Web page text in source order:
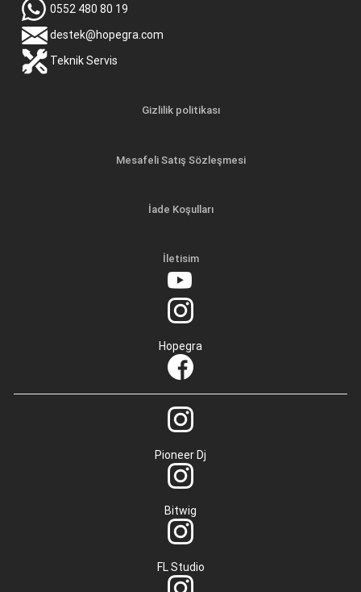
0552 480 80 19
destek@hopegra.com
Teknik Servis
Gizlilik politikası
Mesafeli Satış Sözleşmesi
İade Koşulları
İletisim
Hopegra
Pioneer Dj
Bitwig
FL Studio